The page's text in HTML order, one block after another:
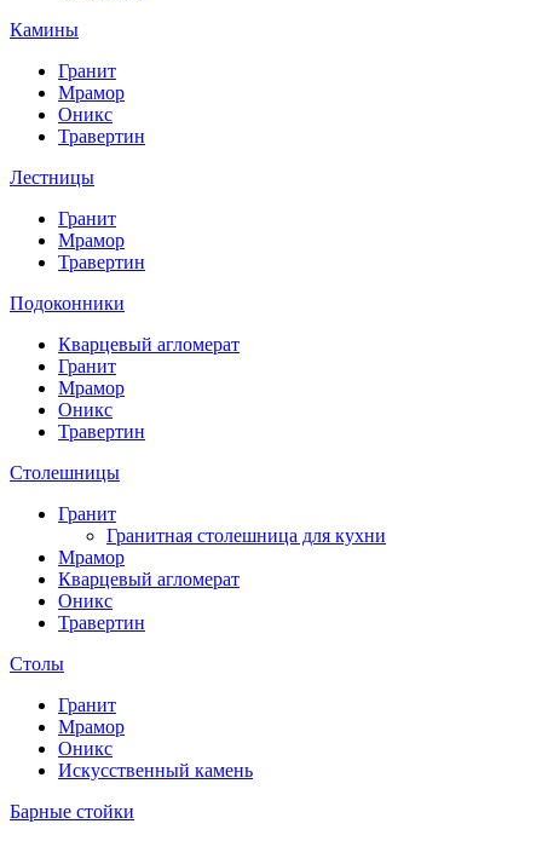
Камины
Гранит
Мрамор
Оникс
Травертин
Лестницы
Гранит
Мрамор
Травертин
Подоконники
Кварцевый агломерат
Гранит
Мрамор
Оникс
Травертин
Столешницы
Гранит
Гранитная столешница для кухни
Мрамор
Кварцевый агломерат
Оникс
Травертин
Столы
Гранит
Мрамор
Оникс
Искусственный камень
Барные стойки